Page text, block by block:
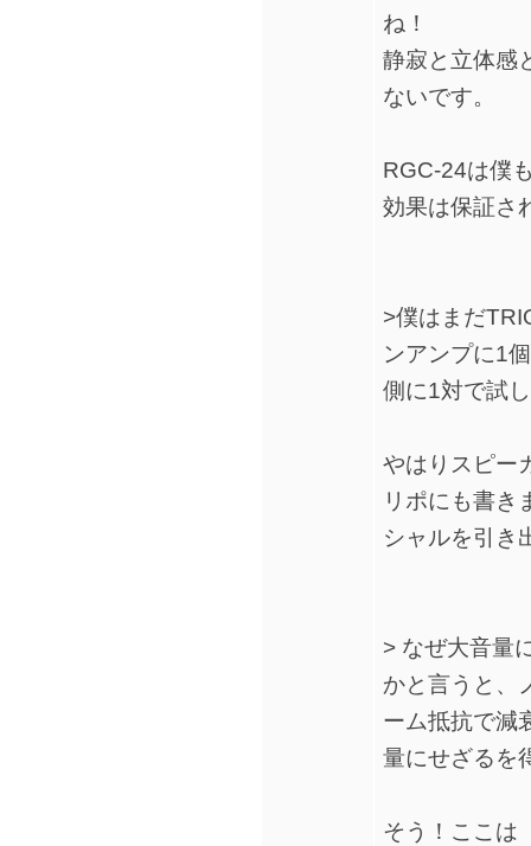
ね！
静寂と立体感
ないです。
RGC-24は僕
効果は保証さ
>僕はまだ
ンアンプに1
側に1対で試
やはりスピー
リポにも書き
シャルを引き
> なぜ大音量
かと言うと、
ーム抵抗で減
量にせざるを
そう！ここは